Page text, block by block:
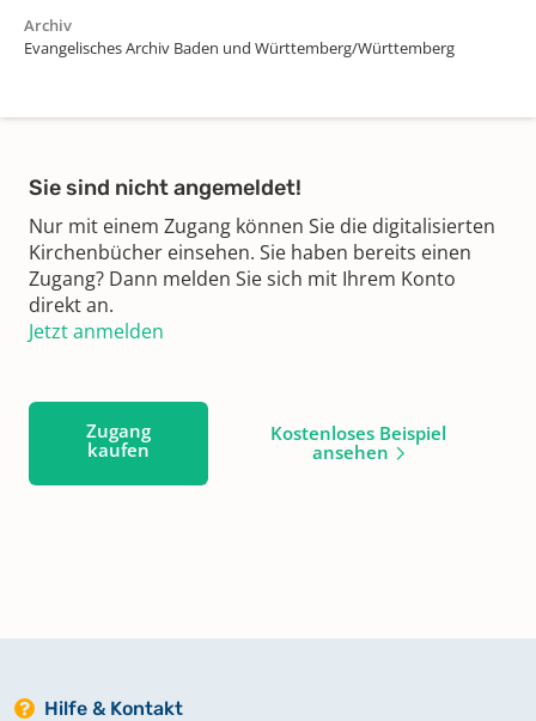
Archiv
Evangelisches Archiv Baden und Württemberg/Württemberg
Sie sind nicht angemeldet!
Nur mit einem Zugang können Sie die digitalisierten
Kirchenbücher einsehen. Sie haben bereits einen
Zugang? Dann melden Sie sich mit Ihrem Konto
direkt an.
Jetzt anmelden
Zugang
kaufen
Kostenloses Beispiel
ansehen
Hilfe & Kontakt